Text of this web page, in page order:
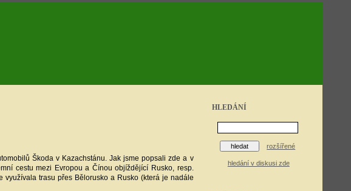
HLEDÁNÍ
rozšířené
hledání v diskusi zde
Škoda v Kazachstánu. Jak jsme popsali zde a v
cestu mezi Evropou a Čínou objíždějící Rusko, resp.
využívala trasu přes Bělorusko a Rusko (která je nadále